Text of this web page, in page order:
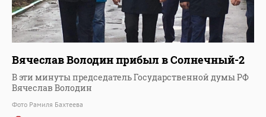
Вячеслав Володин прибыл в Солнечный-2
В эти минуты председатель Государственной думы РФ
Вячеслав Володин
Фото Рамиля Бахтеева